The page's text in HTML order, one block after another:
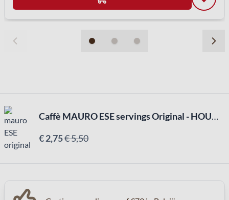
Caffè MAURO ESE servings Original - HOUDBAARHEID 08-2025 (18 stuks)
€ 2,75€ 5,50